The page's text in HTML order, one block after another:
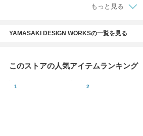
もっと見る
YAMASAKI DESIGN WORKSの一覧を見る
このストアの人気アイテムランキング